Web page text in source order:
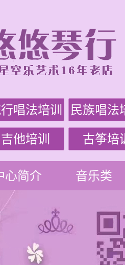
唱法培训 民族唱法
吉他培训 古筝培
心简介 音乐类